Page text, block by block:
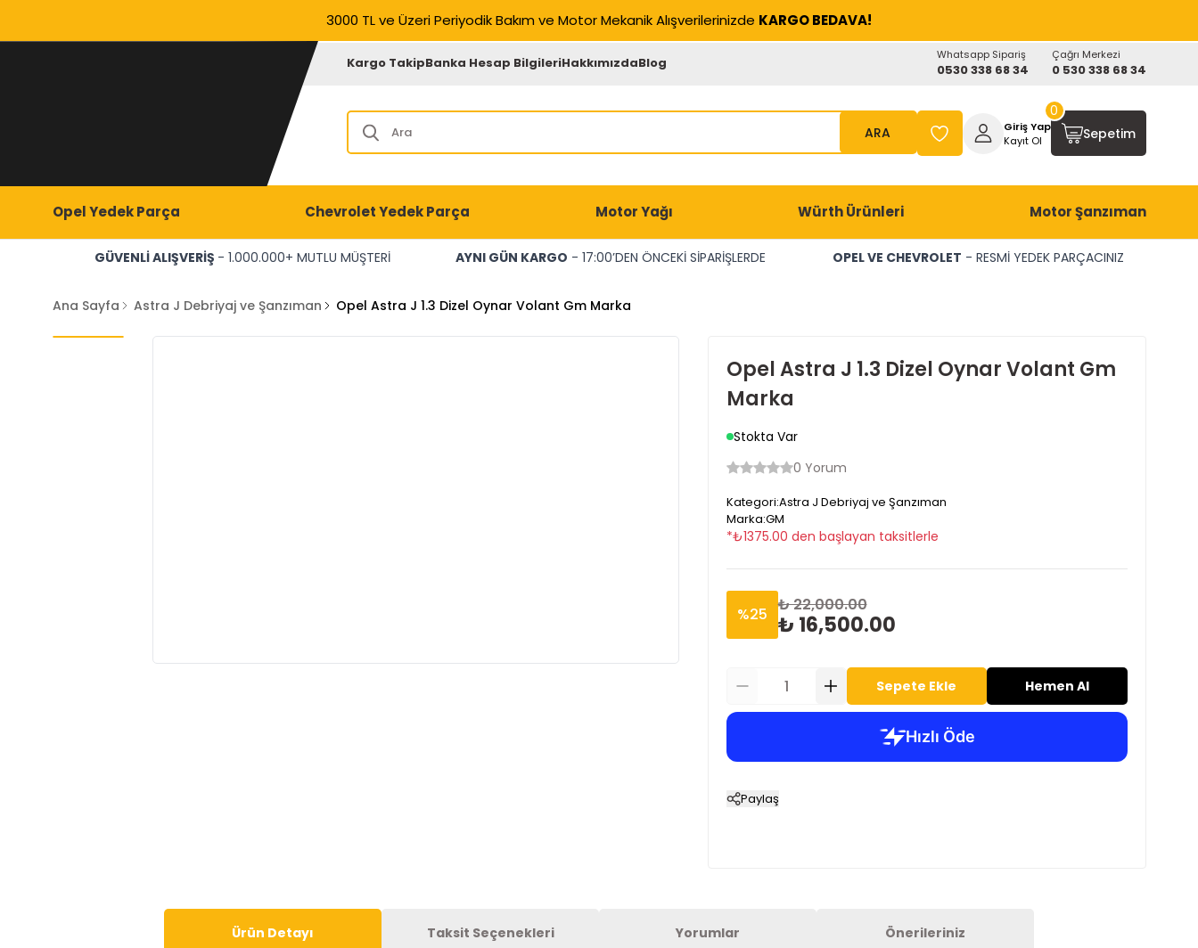
3000 TL ve Üzeri Periyodik Bakım ve Motor Mekanik Alışverilerinizde KARGO BEDAVA!
Kargo TakipBanka Hesap BilgileriHakkımızdaBlog Whatsapp Sipariş
0530 338 68 34
Çağrı Merkezi
0 530 338 68 34
ARA
Giriş Yap
Kayıt Ol
Sepetim
0
Opel Yedek Parça Chevrolet Yedek Parça Motor Yağı Würth Ürünleri Motor Şanzıman
GÜVENLİ ALIŞVERİŞ - 1.000.000+ MUTLU MÜŞTERİ AYNI GÜN KARGO - 17:00’DEN ÖNCEKİ SİPARİŞLERDE OPEL VE CHEVROLET - RESMİ YEDEK PARÇACINIZ
Ana Sayfa Astra J Debriyaj ve Şanzıman Opel Astra J 1.3 Dizel Oynar Volant Gm Marka
Opel Astra J 1.3 Dizel Oynar Volant Gm
Marka
Stokta Var
0 Yorum
Kategori:Astra J Debriyaj ve Şanzıman
Marka:GM
*₺1375.00 den başlayan taksitlerle
%25 ₺ 22,000.00
₺ 16,500.00
Sepete Ekle Hemen Al
Paylaş
Ürün Detayı Taksit Seçenekleri Yorumlar Önerileriniz